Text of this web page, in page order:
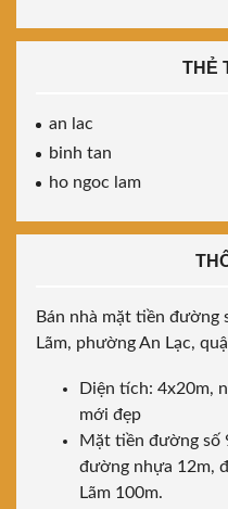
THẺ
an lac
binh tan
ho ngoc lam
Bán nhà mặt tiền đường
Lãm, phường An Lạc,
Diện tích: 4x20m,
mới đẹp
Mặt tiền đường số
đường nhựa 12m,
Lãm 100m.